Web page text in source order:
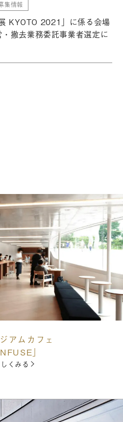
集情報
KYOTO 2021」に係る会場
撤去業務委託事業者選定に
アムカフェ
」
くみる